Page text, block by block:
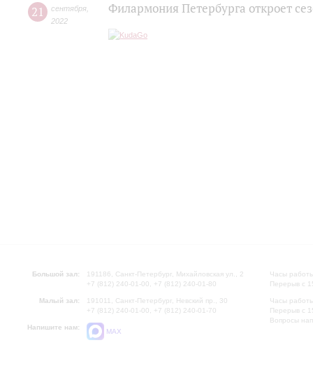
21 сентября
2022
Филармония Петербурга откроет
Большой зал:
191186, Санкт-Петербург, Михайловская ул., 2
+7 (812) 240-01-00, +7 (812) 240-01-80
Малый зал:
191011, Санкт-Петербург, Невский пр., 30
+7 (812) 240-01-00, +7 (812) 240-01-70
Напишите нам:
MAX
Часы
Перерыв с
Часы
Перерыв с
Вопросы